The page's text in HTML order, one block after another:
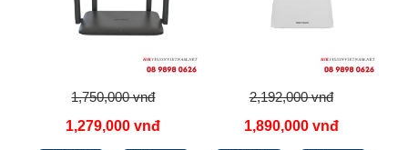
1,750,000 vnđ
1,279,000 vnđ
2,192,000 vnđ
1,890,000 vnđ